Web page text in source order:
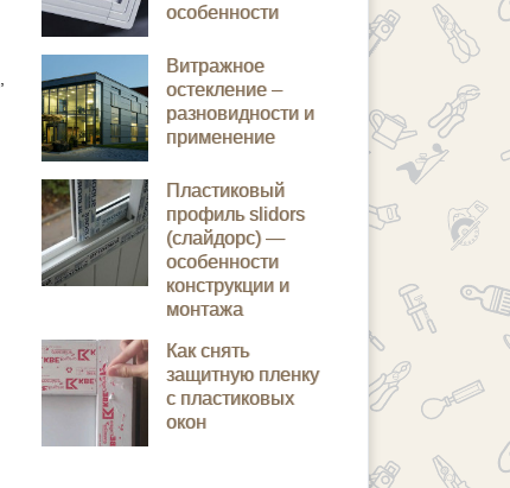
особенности
Витражное
остекление –
разновидности и
применение
Пластиковый
профиль slidors
(слайдорс) —
особенности
конструкции и
монтажа
Как снять
защитную пленку
с пластиковых
окон